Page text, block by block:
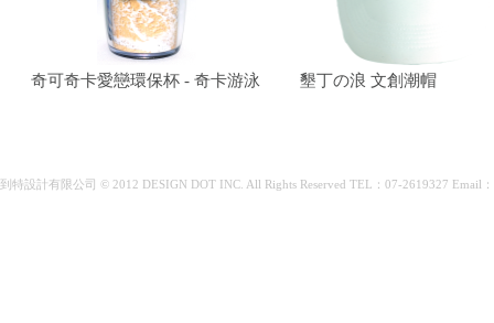
奇可奇卡愛戀環保杯 - 奇卡游泳 墾丁の浪 文創潮帽
到特設計有限公司 © 2012 DESIGN DOT INC. All Rights Reserved TEL：07-2619327 Email：